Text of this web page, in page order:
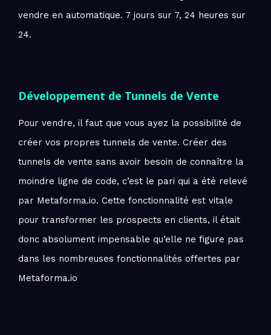
vendre en automatique. 7 jours sur 7, 24 heures sur
24.
Développement de Tunnels de Vente
Pour vendre, il faut que vous ayez la possibilité de
créer vos propres tunnels de vente. Créer des
tunnels de vente sans avoir besoin de connaître la
moindre ligne de code, c’est le pari qui a été relevé
par Metaforma.io. Cette fonctionnalité est vitale
pour transformer les prospects en clients, il était
donc absolument impensable qu’elle ne figure pas
dans les nombreuses fonctionnalités offertes par
Metaforma.io